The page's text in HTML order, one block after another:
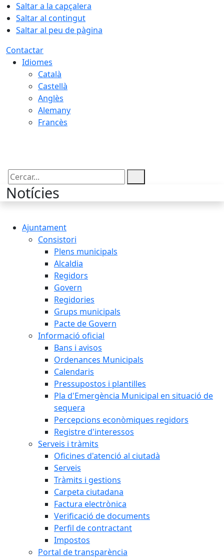
Saltar a la capçalera
Saltar al contingut
Saltar al peu de pàgina
Contactar
Idiomes
Català
Castellà
Anglès
Alemany
Francès
Cercar:
Notícies
Ajuntament
Consistori
Plens municipals
Alcaldia
Regidors
Govern
Regidories
Grups municipals
Pacte de Govern
Informació oficial
Bans i avisos
Ordenances Municipals
Calendaris
Pressupostos i plantilles
Pla d'Emergència Municipal en situació de
sequera
Percepcions econòmiques regidors
Registre d'interessos
Serveis i tràmits
Oficines d'atenció al ciutadà
Serveis
Tràmits i gestions
Carpeta ciutadana
Factura electrònica
Verificació de documents
Perfil de contractant
Impostos
Portal de transparència